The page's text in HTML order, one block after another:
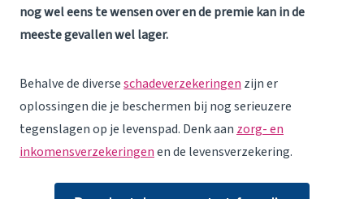
nog wel eens te wensen over en de premie kan in de
meeste gevallen wel lager.
Behalve de diverseschadeverzekeringen zijn er
oplossingen die je beschermen bij nog serieuzere
tegenslagen op je levenspad. Denk aan zorg- en
inkomensverzekeringenen de levensverzekering.